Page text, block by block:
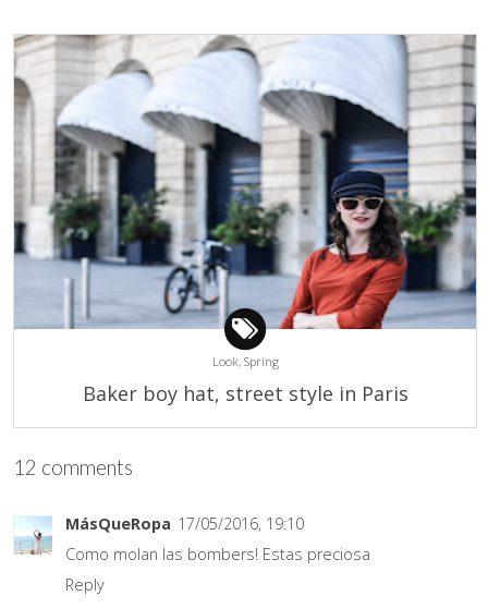
Look, Spring
Baker boy hat, street style in Paris
12 comments
MásQueRopa 17/05/2016, 19:10
Como molan las bombers! Estas preciosa
Reply